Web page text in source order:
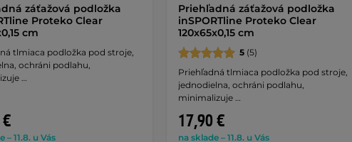
záťažová podložka
Proteko Clear
cm
tlmiaca podložka pod stroje,
ochráni podlahu,
…
– 11.8. u Vás
Priehľadná záťažová podložka
inSPORTline Proteko Clear
120x65x0,15 cm
5(5)
Priehľadná tlmiaca podložka pod stroje,
jednodielna, ochráni podlahu,
minimalizuje …
17,90 €
na sklade – 11.8. u Vás